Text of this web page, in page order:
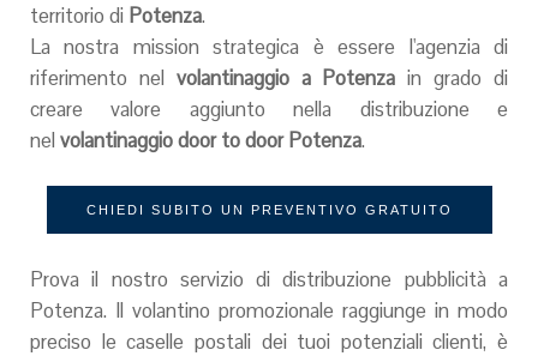
territorio di Potenza.
La nostra mission strategica è essere l'agenzia di
riferimento nel volantinaggio a Potenzain grado di
creare valore aggiunto nella distribuzione e
nel volantinaggio door to door Potenza.
CHIEDI SUBITO UN PREVENTIVO GRATUITO
Prova il nostro servizio di distribuzione pubblicità a
Potenza. Il volantino promozionale raggiunge in modo
preciso le caselle postali dei tuoi potenziali clienti, è